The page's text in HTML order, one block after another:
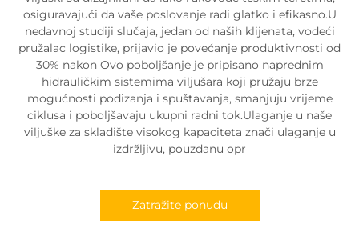
osiguravajući da vaše poslovanje radi glatko i efikasno.U
nedavnoj studiji slučaja, jedan od naših klijenata, vodeći
pružalac logistike, prijavio je povećanje produktivnosti od
30% nakon Ovo poboljšanje je pripisano naprednim
hidrauličkim sistemima viljušara koji pružaju brze
mogućnosti podizanja i spuštavanja, smanjuju vrijeme
ciklusa i poboljšavaju ukupni radni tok.Ulaganje u naše
viljuške za skladište visokog kapaciteta znači ulaganje u
izdržljivu, pouzdanu opr
Zatražite ponudu